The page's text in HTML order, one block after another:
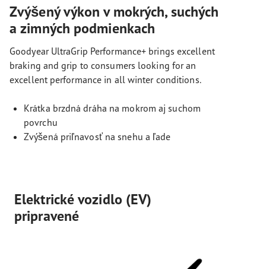
Zvýšený výkon v mokrých, suchých
a zimných podmienkach
Goodyear UltraGrip Performance+ brings excellent
braking and grip to consumers looking for an
excellent performance in all winter conditions.
Krátka brzdná dráha na mokrom aj suchom
povrchu
Zvýšená priľnavosť na snehu a ľade
Elektrické vozidlo (EV)
pripravené